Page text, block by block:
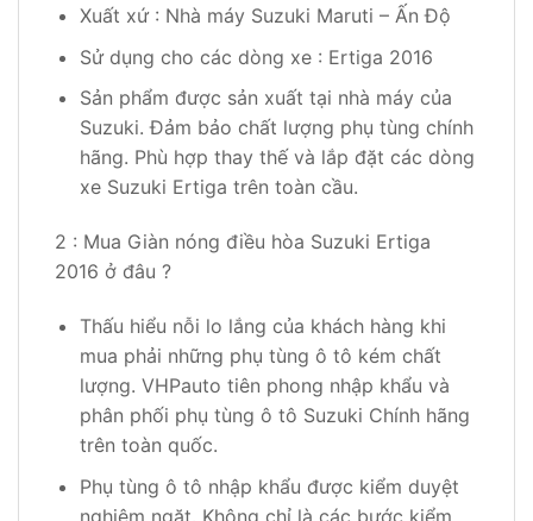
Xuất xứ : Nhà máy Suzuki Maruti – Ấn Độ
Sử dụng cho các dòng xe : Ertiga 2016
Sản phẩm được sản xuất tại nhà máy của
Suzuki. Đảm bảo chất lượng phụ tùng chính
hãng. Phù hợp thay thế và lắp đặt các dòng
xe Suzuki Ertiga trên toàn cầu.
2 : Mua Giàn nóng điều hòa Suzuki Ertiga
2016 ở đâu ?
Thấu hiểu nỗi lo lắng của khách hàng khi
mua phải những phụ tùng ô tô kém chất
lượng. VHPauto tiên phong nhập khẩu và
phân phối phụ tùng ô tô Suzuki Chính hãng
trên toàn quốc.
Phụ tùng ô tô nhập khẩu được kiểm duyệt
nghiêm ngặt. Không chỉ là các bước kiểm